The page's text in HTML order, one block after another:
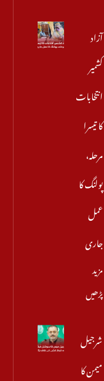
آزاد
کشمیر
انتخابات
کا تیسرا
مرحلہ،
پولنگ کا
عمل
جاری
مزید
پڑھیں
شرجیل
میمن کا